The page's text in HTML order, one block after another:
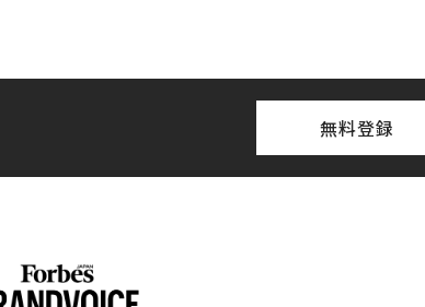
無料登録